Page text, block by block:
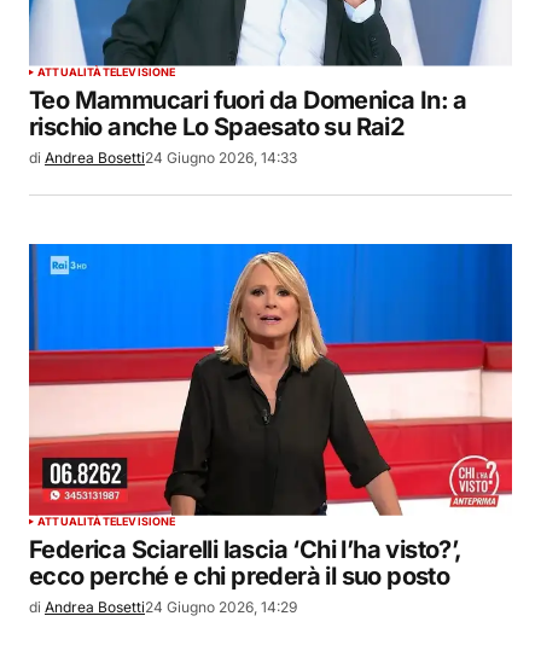
ATTUALITÀTELEVISIONE
Teo Mammucari fuori da Domenica In: a
rischio anche Lo Spaesato su Rai2
di Andrea Bosetti24 Giugno 2026, 14:33
ATTUALITÀTELEVISIONE
Federica Sciarelli lascia ‘Chi l’ha visto?’,
ecco perché e chi prederà il suo posto
di Andrea Bosetti24 Giugno 2026, 14:29